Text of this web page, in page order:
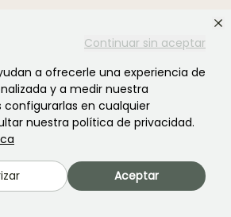
Continuar sin aceptar
a ofrecerle una experiencia de
y a medir nuestra
configurarlas en cualquier
nuestra política de privacidad.
Aceptar
lo que buscabas?